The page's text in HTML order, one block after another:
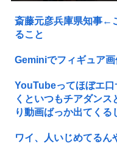
斎藤元彦兵庫県知事←
ること
Geminiでフィギュア
YouTubeってほぼエ口
くといつもチアダン
り動画ばっか出てくる
ワイ、人いじめてるん